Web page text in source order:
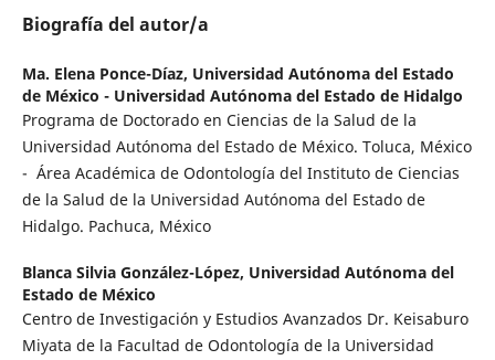
Biografía del autor/a
Ma. Elena Ponce-Díaz, Universidad Autónoma del Estado
de México - Universidad Autónoma del Estado de Hidalgo
Programa de Doctorado en Ciencias de la Salud de la
Universidad Autónoma del Estado de México. Toluca, México
- Área Académica de Odontología del Instituto de Ciencias
de la Salud de la Universidad Autónoma del Estado de
Hidalgo. Pachuca, México
Blanca Silvia González-López, Universidad Autónoma del
Estado de México
Centro de Investigación y Estudios Avanzados Dr. Keisaburo
Miyata de la Facultad de Odontología de la Universidad